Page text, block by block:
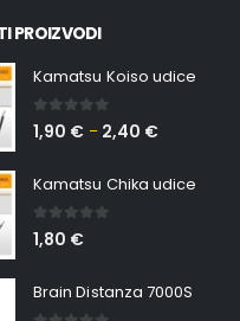
PROIZVODI
Kamatsu Koiso udice
0 out of 5
1,90 € – 2,40 €
Kamatsu Chika udice
0 out of 5
1,80 €
Brain Distanza 7000S